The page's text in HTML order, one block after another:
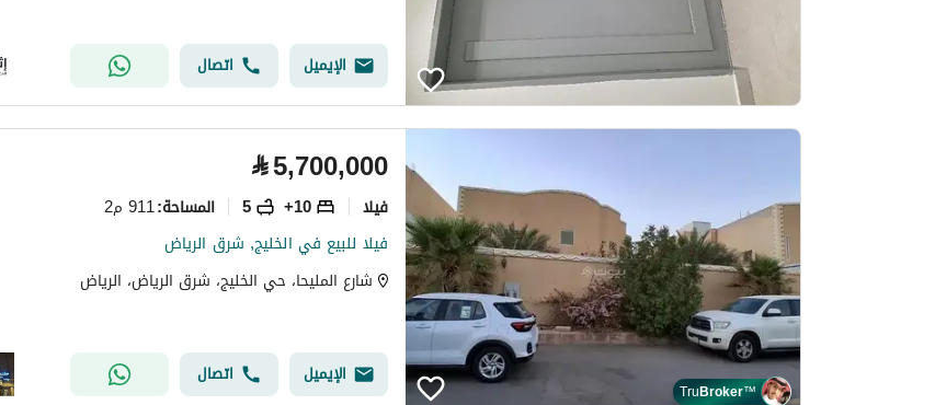
الإيميل اتصال
TruBroker™
⃁5,700,000
فیلا 10+
5 المساحة:911 م2
فيلا للبيع في الخليج, شرق الرياض
شارع المليحا، حي الخليج، شرق الرياض، الرياض
الإيميل اتصال